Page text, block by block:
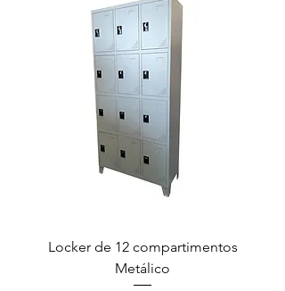
Locker de 12 compartimentos
Metálico